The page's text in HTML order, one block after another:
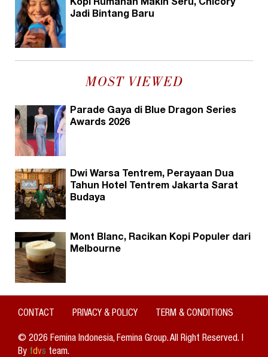
Kopi Rumahan Makin Seru, Chicory
Jadi Bintang Baru
MOST VIEWED
Parade Gaya di Blue Dragon Series
Awards 2026
Dwi Warsa Tentrem, Perayaan Dua
Tahun Hotel Tentrem Jakarta Sarat
Budaya
Mont Blanc, Racikan Kopi Populer dari
Melbourne
CONTACT PRIVACY & POLICY TERM & CONDITIONS
© 2026 Femina Indonesia, Femina Group. All Right Reserved. |
By fdvs team.